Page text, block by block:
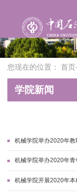
您现在的位置： 首页
学院新闻
机械学院举办2020年
机械学院举办2020年
机械学院开展2020年